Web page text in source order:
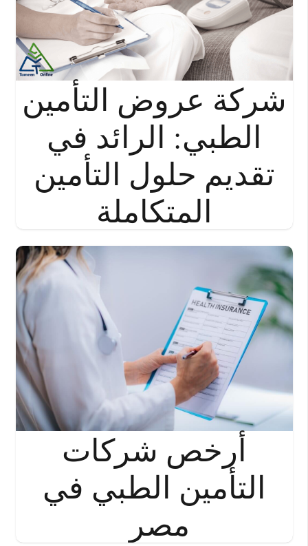
شركة عروض التأمين
الطبي: الرائد في
تقديم حلول التأمين
المتكاملة
أرخص شركات
التأمين الطبي في
مصر